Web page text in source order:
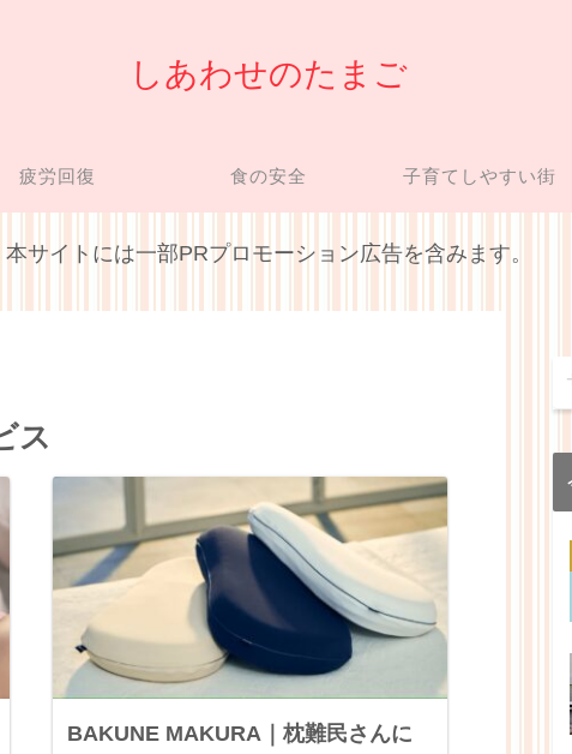
しあわせのたまご
疲労回復 食の安全 子育てしやすい街
本サイトには一部PRプロモーション広告を含みます。
ス
BAKUNE MAKURA｜枕難民さんに